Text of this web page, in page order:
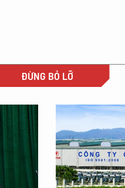
ĐỪNG BỎ LỠ